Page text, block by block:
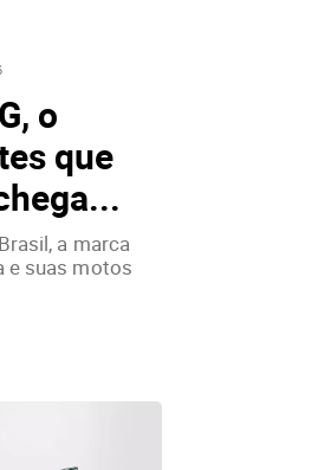
o
que
a marca
e suas motos